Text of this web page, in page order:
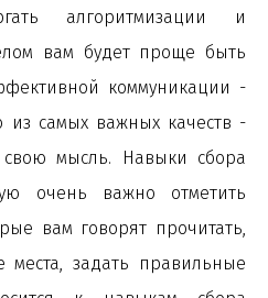
алгоритмизации и
вам будет проще быть
коммуникации -
из самых важных качеств -
свою мысль. Навыки сбора
очень важно отметить
вам говорят прочитать,
места, задать правильные